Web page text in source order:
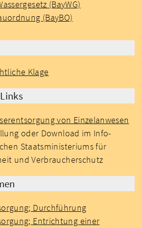
(BayWG)
(BayBO)
Klage
von Einzelanwesen
oder Download im Info-
Staatsministeriums für
und Verbraucherschutz
Durchführung
Entrichtung einer